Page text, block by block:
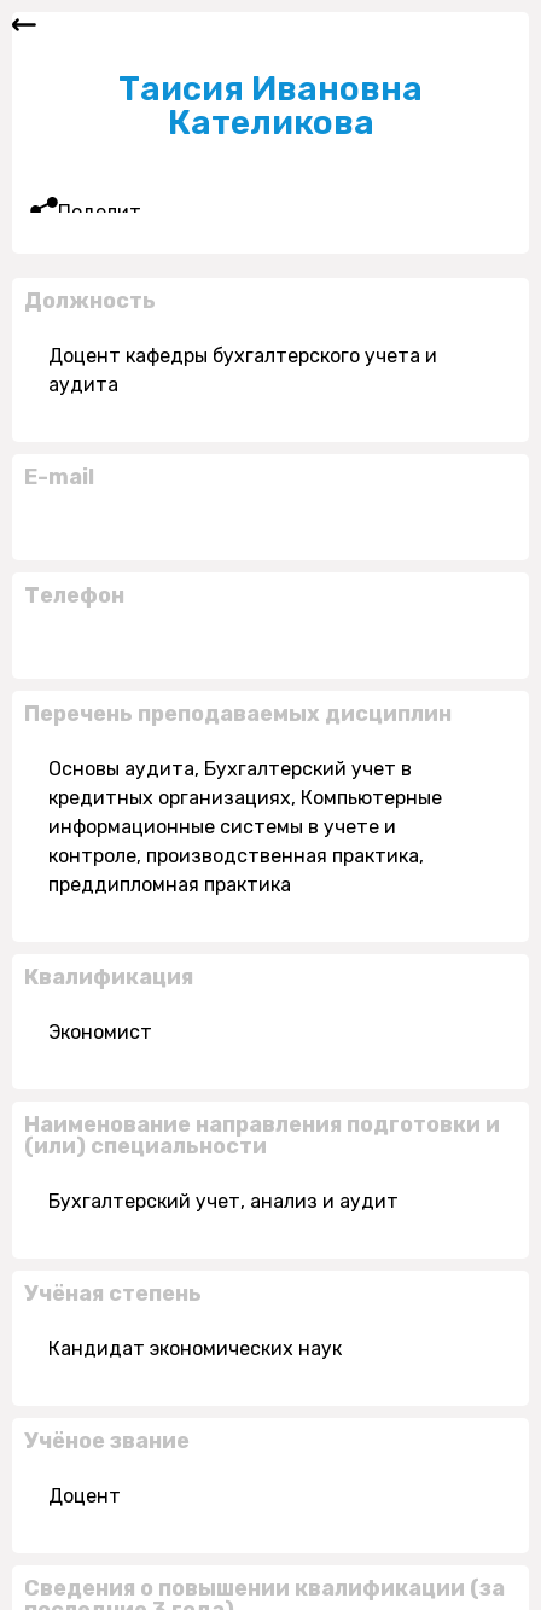
Таисия Ивановна
Кателикова
Поделиться
Должность
Доцент кафедры бухгалтерского учета и
аудита
E-mail
Телефон
Перечень преподаваемых дисциплин
Основы аудита, Бухгалтерский учет в
кредитных организациях, Компьютерные
информационные системы в учете и
контроле, производственная практика,
преддипломная практика
Квалификация
Экономист
Наименование направления подготовки и
(или) специальности
Бухгалтерский учет, анализ и аудит
Учёная степень
Кандидат экономических наук
Учёное звание
Доцент
Сведения о повышении квалификации (за